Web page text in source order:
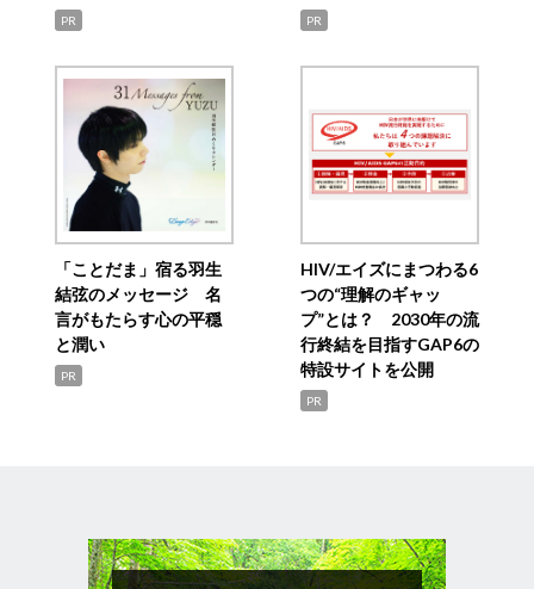
PR PR
「ことだま」宿る羽生
結弦のメッセージ 名
言がもたらす心の平穏
と潤い
PR
HIV/エイズにまつわる6
つの“理解のギャッ
プ”とは？ 2030年の流
行終結を目指すGAP6の
特設サイトを公開
PR